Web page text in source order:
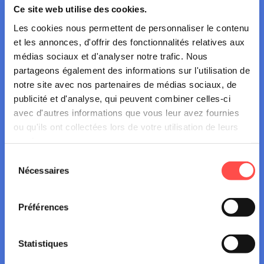
Ce site web utilise des cookies.
Les cookies nous permettent de personnaliser le contenu
et les annonces, d'offrir des fonctionnalités relatives aux
médias sociaux et d'analyser notre trafic. Nous
partageons également des informations sur l'utilisation de
notre site avec nos partenaires de médias sociaux, de
publicité et d'analyse, qui peuvent combiner celles-ci
avec d'autres informations que vous leur avez fournies
ou qu'ils ont collectées lors de votre utilisation de leurs
Nécessaires
Préférences
Statistiques
Communes)
Conditions générales de
prêt